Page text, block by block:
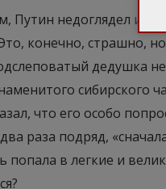
Путин недоглядел и
конечно, страшно,
дедушка
сибирского
что его особо
раза подряд,
попала в легкие и